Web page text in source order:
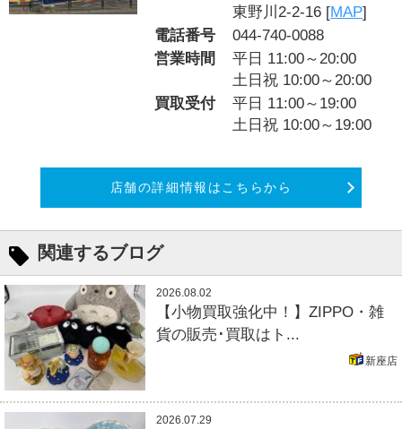
東野川2-2-16 [MAP]
電話番号
044-740-0088
営業時間
平日 11:00～20:00
土日祝 10:00～20:00
買取受付
平日 11:00～19:00
土日祝 10:00～19:00
店舗の詳細情報はこちらから
関連するブログ
2026.08.02
【小物買取強化中！】ZIPPO・雑
貨の販売･買取はト...
新座店
2026.07.29